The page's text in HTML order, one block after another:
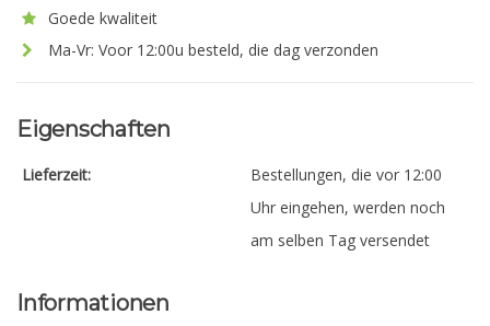
Goede kwaliteit
Ma-Vr: Voor 12:00u besteld, die dag verzonden
Eigenschaften
Lieferzeit:
Bestellungen, die vor 12:00
Uhr eingehen, werden noch
am selben Tag versendet
Informationen